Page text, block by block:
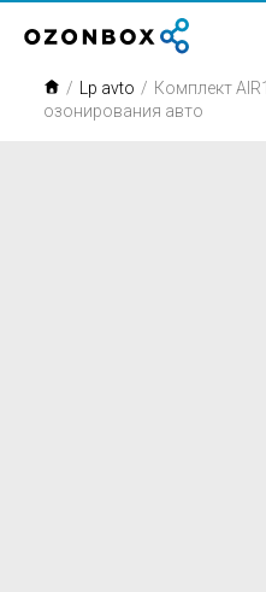
/ Lp avto / Комплект
озонирования авто